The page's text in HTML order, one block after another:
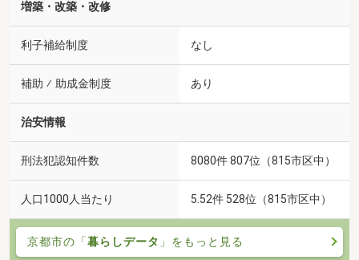
増築・改築・改修
利子補給制度 なし
補助 ⁄ 助成金制度 あり
治安情報
刑法犯認知件数 8080件 807位（815市区中）
人口1000人当たり 5.52件 528位（815市区中）
京都市の「暮らしデータ 」をもっと見る